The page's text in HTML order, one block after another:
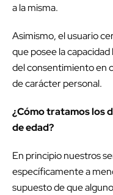
a la misma.
Asimismo, el usuario
que posee la
del consentimiento en
de carácter personal.
¿Cómo tratamos los
de edad?
En principio nuestros
específicamente a
supuesto de que